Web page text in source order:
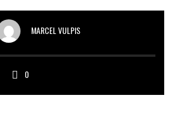
MARCEL VULPIS
0